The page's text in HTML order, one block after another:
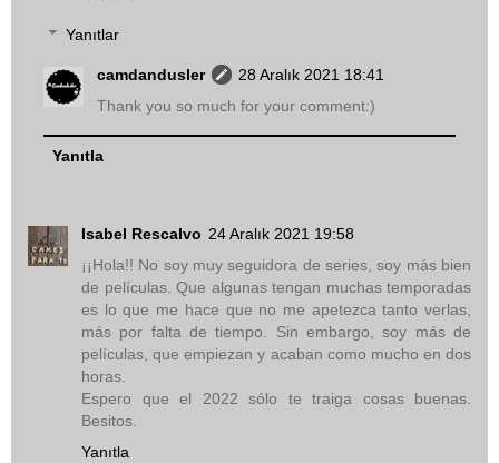
Yanıtlar
camdandusler
28 Aralık 2021 18:41
Thank you so much for your comment:)
Yanıtla
Isabel Rescalvo 24 Aralık 2021 19:58
¡¡Hola!! No soy muy seguidora de series, soy más bien
de películas. Que algunas tengan muchas temporadas
es lo que me hace que no me apetezca tanto verlas,
más por falta de tiempo. Sin embargo, soy más de
películas, que empiezan y acaban como mucho en dos
horas.
Espero que el 2022 sólo te traiga cosas buenas.
Besitos.
Yanıtla